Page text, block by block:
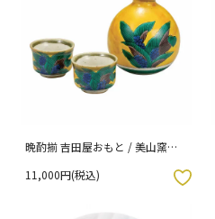
晩酌揃 吉田屋おもと / 美山窯
11,000円(税込) お気に入りボタン